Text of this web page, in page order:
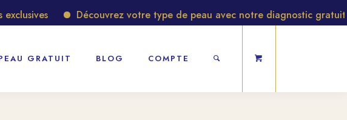
Découvrez votre type de peau avec notre diagnostic gratuit
GRATUIT BLOG COMPTE